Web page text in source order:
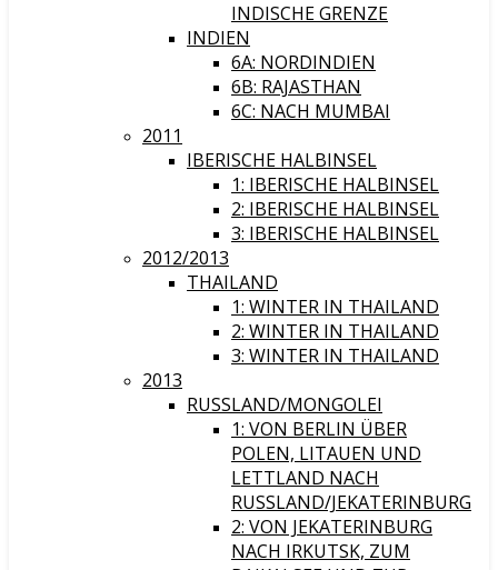
INDISCHE GRENZE
INDIEN
6A: NORDINDIEN
6B: RAJASTHAN
6C: NACH MUMBAI
2011
IBERISCHE HALBINSEL
1: IBERISCHE HALBINSEL
2: IBERISCHE HALBINSEL
3: IBERISCHE HALBINSEL
2012/2013
THAILAND
1: WINTER IN THAILAND
2: WINTER IN THAILAND
3: WINTER IN THAILAND
2013
RUSSLAND/MONGOLEI
1: VON BERLIN ÜBER
POLEN, LITAUEN UND
LETTLAND NACH
RUSSLAND/JEKATERINBURG
2: VON JEKATERINBURG
NACH IRKUTSK, ZUM